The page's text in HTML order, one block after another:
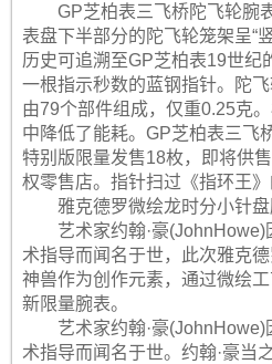
GP芝柏表三飞桥陀飞轮腕
表盘下半部分的陀飞轮笼架呈“
历史可追溯至GP芝柏表19世纪
一根指示秒数的蓝钢指针。陀飞
由79个部件组成，仅重0.25克
中降低了能耗。GP芝柏表三飞
特别版限量发售18枚，即将供
权零售店。指针扫过《指环王
雅克德罗微绘龙时分小针
艺术家约翰·豪
术指导而闻名于世，此次雅克
神兽作为创作元素，通过微绘
新限量腕表。
艺术家约翰·豪
术指导而闻名于世。约翰·豪当